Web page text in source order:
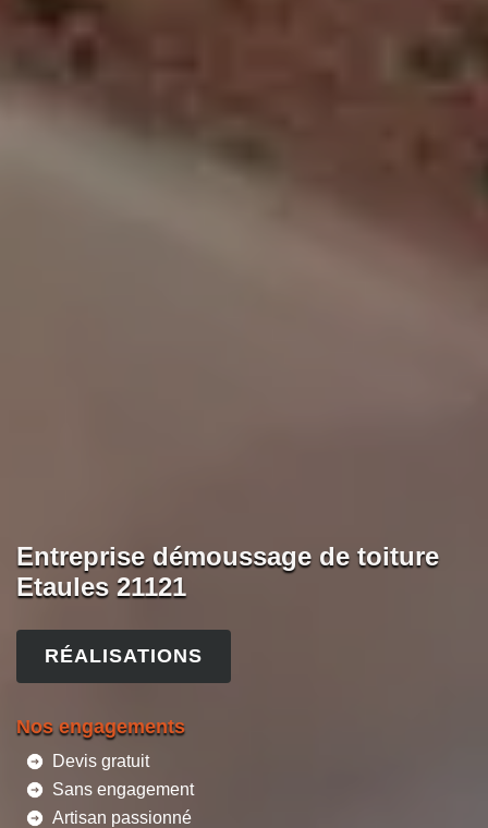
Entreprise démoussage de toiture
Etaules 21121
RÉALISATIONS
Nos engagements
Devis gratuit
Sans engagement
Artisan passionné